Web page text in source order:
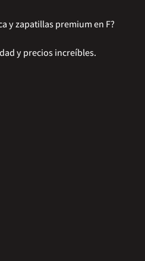
y zapatillas premium en F?
y precios increíbles.